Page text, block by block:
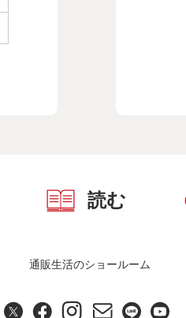
読む
通販生活のショールーム